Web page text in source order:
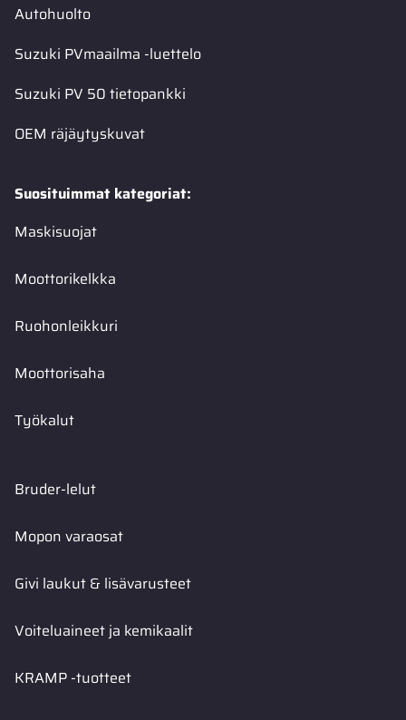
Autohuolto
Suzuki PVmaailma -luettelo
Suzuki PV 50 tietopankki
OEM räjäytyskuvat
Suosituimmat kategoriat:
Maskisuojat
Moottorikelkka
Ruohonleikkuri
Moottorisaha
Työkalut
Bruder-lelut
Mopon varaosat
Givi laukut & lisävarusteet
Voiteluaineet ja kemikaalit
KRAMP -tuotteet